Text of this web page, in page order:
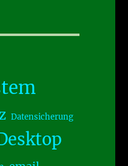
Datensicherung